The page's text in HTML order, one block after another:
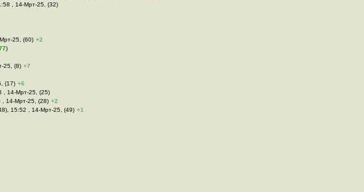
, 14-Мрт-25, (32)
25, (60) +2
)
25, (8) +7
(17) +6
, 14-Мрт-25, (25)
, 14-Мрт-25, (28) +2
15:52 , 14-Мрт-25, (49) +1